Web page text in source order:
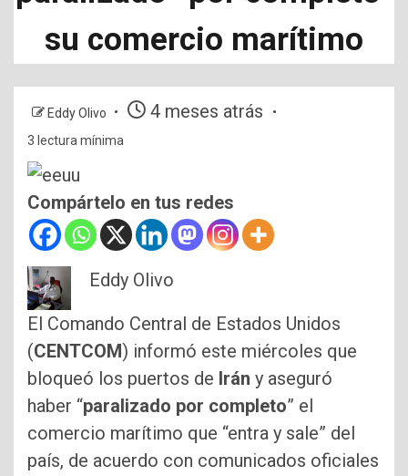
su comercio marítimo
Eddy Olivo 4 meses atrás
3 lectura mínima
Compártelo en tus redes
Eddy Olivo
El Comando Central de Estados Unidos
(CENTCOM) informó este miércoles que
bloqueó los puertos de Irán y aseguró
haber “paralizado por completo” el
comercio marítimo que “entra y sale” del
país, de acuerdo con comunicados oficiales